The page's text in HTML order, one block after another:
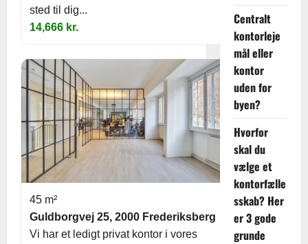
sted til dig...
14,666 kr.
45 m²
Guldborgvej 25, 2000 Frederiksberg
Vi har et ledigt privat kontor i vores
Centralt
kontorleje
mål eller
kontor
uden for
byen?
Hvorfor
skal du
vælge et
kontorfælle
sskab? Her
er 3 gode
grunde